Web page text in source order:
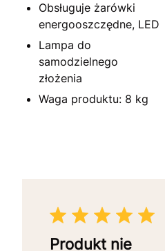
Obsługuje żarówki
energooszczędne, LED
Lampa do
samodzielnego
złożenia
Waga produktu: 8 kg
Produkt nie